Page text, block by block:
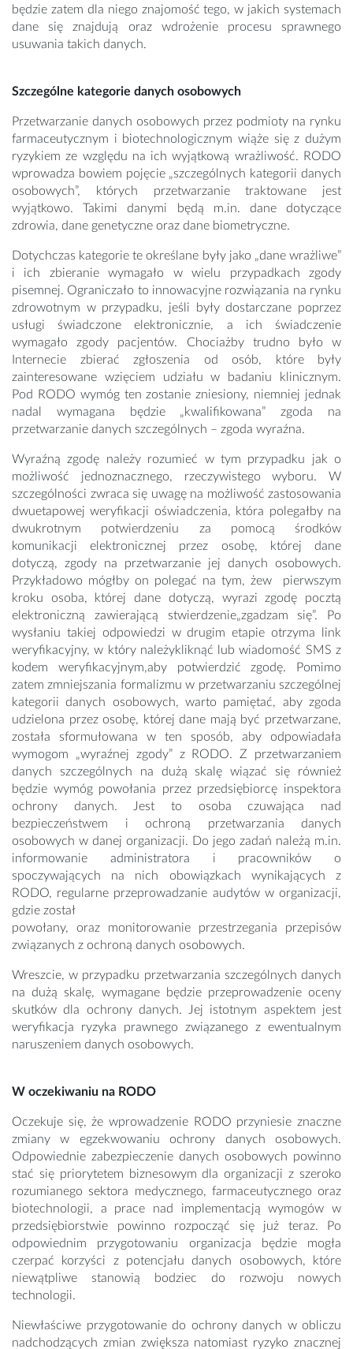
będzie zatem dla niego znajomość tego, w jakich systemach
dane się znajdują oraz wdrożenie procesu sprawnego
usuwania takich danych.
Szczególne kategorie danych osobowych
Przetwarzanie danych osobowych przez podmioty na rynku
farmaceutycznym i biotechnologicznym wiąże się z dużym
ryzykiem ze względu na ich wyjątkową wrażliwość. RODO
wprowadza bowiem pojęcie „szczególnych kategorii danych
osobowych”, których przetwarzanie traktowane jest
wyjątkowo. Takimi danymi będą m.in. dane dotyczące
zdrowia, dane genetyczne oraz dane biometryczne.
Dotychczas kategorie te określane były jako „dane wrażliwe”
i ich zbieranie wymagało w wielu przypadkach zgody
pisemnej. Ograniczało to innowacyjne rozwiązania na rynku
zdrowotnym w przypadku, jeśli były dostarczane poprzez
usługi świadczone elektronicznie, a ich świadczenie
wymagało zgody pacjentów. Chociażby trudno było w
Internecie zbierać zgłoszenia od osób, które były
zainteresowane wzięciem udziału w badaniu klinicznym.
Pod RODO wymóg ten zostanie zniesiony, niemniej jednak
nadal wymagana będzie „kwalifikowana” zgoda na
przetwarzanie danych szczególnych – zgoda wyraźna.
Wyraźną zgodę należy rozumieć w tym przypadku jak o
możliwość jednoznacznego, rzeczywistego wyboru. W
szczególności zwraca się uwagę na możliwość zastosowania
dwuetapowej weryfikacji oświadczenia, która polegałby na
dwukrotnym potwierdzeniu za pomocą środków
komunikacji elektronicznej przez osobę, której dane
dotyczą, zgody na przetwarzanie jej danych osobowych.
Przykładowo mógłby on polegać na tym, żew pierwszym
kroku osoba, której dane dotyczą, wyrazi zgodę pocztą
elektroniczną zawierającą stwierdzenie„zgadzam się”. Po
wysłaniu takiej odpowiedzi w drugim etapie otrzyma link
weryfikacyjny, w który należykliknąć lub wiadomość SMS z
kodem weryfikacyjnym,aby potwierdzić zgodę. Pomimo
zatem zmniejszania formalizmu w przetwarzaniu szczególnej
kategorii danych osobowych, warto pamiętać, aby zgoda
udzielona przez osobę, której dane mają być przetwarzane,
została sformułowana w ten sposób, aby odpowiadała
wymogom „wyraźnej zgody” z RODO. Z przetwarzaniem
danych szczególnych na dużą skalę wiązać się również
będzie wymóg powołania przez przedsiębiorcę inspektora
ochrony danych. Jest to osoba czuwająca nad
bezpieczeństwem i ochroną przetwarzania danych
osobowych w danej organizacji. Do jego zadań należą m.in.
informowanie administratora i pracowników o
spoczywających na nich obowiązkach wynikających z
RODO, regularne przeprowadzanie audytów w organizacji,
gdzie został
powołany, oraz monitorowanie przestrzegania przepisów
związanych z ochroną danych osobowych.
Wreszcie, w przypadku przetwarzania szczególnych danych
na dużą skalę, wymagane będzie przeprowadzenie oceny
skutków dla ochrony danych. Jej istotnym aspektem jest
weryfikacja ryzyka prawnego związanego z ewentualnym
naruszeniem danych osobowych.
W oczekiwaniu na RODO
Oczekuje się, że wprowadzenie RODO przyniesie znaczne
zmiany w egzekwowaniu ochrony danych osobowych.
Odpowiednie zabezpieczenie danych osobowych powinno
stać się priorytetem biznesowym dla organizacji z szeroko
rozumianego sektora medycznego, farmaceutycznego oraz
biotechnologii, a prace nad implementacją wymogów w
przedsiębiorstwie powinno rozpocząć się już teraz. Po
odpowiednim przygotowaniu organizacja będzie mogła
czerpać korzyści z potencjału danych osobowych, które
niewątpliwe stanowią bodziec do rozwoju nowych
technologii.
Niewłaściwe przygotowanie do ochrony danych w obliczu
nadchodzących zmian zwiększa natomiast ryzyko znacznej